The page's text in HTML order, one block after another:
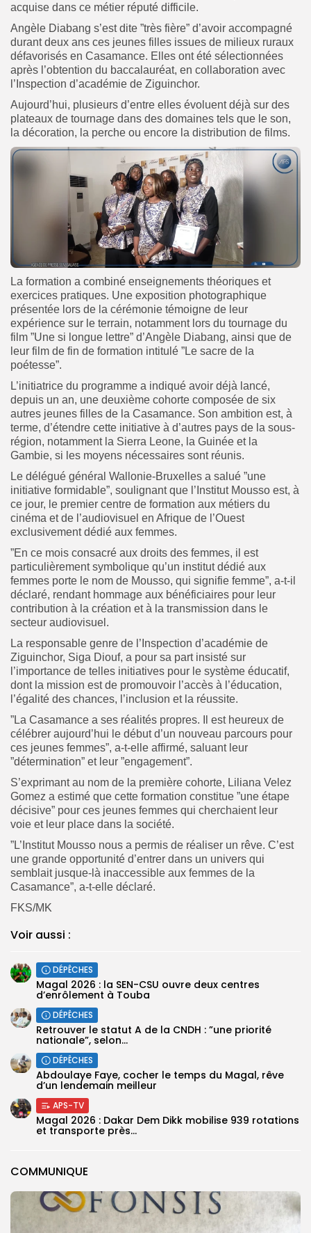
COMMUNIQUE
acquise dans ce métier réputé difficile.
Angèle Diabang s’est dite ”très fière” d’avoir accompagné
durant deux ans ces jeunes filles issues de milieux ruraux
défavorisés en Casamance. Elles ont été sélectionnées
après l’obtention du baccalauréat, en collaboration avec
l’Inspection d’académie de Ziguinchor.
‎Aujourd’hui, plusieurs d’entre elles évoluent déjà sur des
plateaux de tournage dans des domaines tels que le son,
la décoration, la perche ou encore la distribution de films.
La formation a combiné enseignements théoriques et
exercices pratiques. Une exposition photographique
présentée lors de la cérémonie témoigne de leur
expérience sur le terrain, notamment lors du tournage du
film ”Une si longue lettre” d’Angèle Diabang, ainsi que de
leur film de fin de formation intitulé ”Le sacre de la
poétesse”.
L’initiatrice du programme a indiqué avoir déjà lancé,
depuis un an, une deuxième cohorte composée de six
autres jeunes filles de la Casamance. Son ambition est, à
terme, d’étendre cette initiative à d’autres pays de la sous-
région, notamment la Sierra Leone, la Guinée et la
Gambie, si les moyens nécessaires sont réunis.
Le délégué général Wallonie-Bruxelles a salué ”une
initiative formidable”, soulignant que l’Institut Mousso est, à
ce jour, le premier centre de formation aux métiers du
cinéma et de l’audiovisuel en Afrique de l’Ouest
exclusivement dédié aux femmes.
‎”En ce mois consacré aux droits des femmes, il est
particulièrement symbolique qu’un institut dédié aux
femmes porte le nom de Mousso, qui signifie femme”, a-t-il
déclaré, rendant hommage aux bénéficiaires pour leur
contribution à la création et à la transmission dans le
secteur audiovisuel.
La responsable genre de l’Inspection d’académie de
Ziguinchor, Siga Diouf, a pour sa part insisté sur
l’importance de telles initiatives pour le système éducatif,
dont la mission est de promouvoir l’accès à l’éducation,
l’égalité des chances, l’inclusion et la réussite.
”La Casamance a ses réalités propres. Il est heureux de
célébrer aujourd’hui le début d’un nouveau parcours pour
ces jeunes femmes”, a-t-elle affirmé, saluant leur
”détermination” et leur ”engagement”.
S’exprimant au nom de la première cohorte, Liliana Velez
Gomez a estimé que cette formation constitue ”une étape
décisive” pour ces jeunes femmes qui cherchaient leur
voie et leur place dans la société.
”L’Institut Mousso nous a permis de réaliser un rêve. C’est
une grande opportunité d’entrer dans un univers qui
semblait jusque-là inaccessible aux femmes de la
Casamance”, a-t-elle déclaré.
FKS/MK
Voir aussi :
DÉPÊCHES
Magal 2026 : la SEN-CSU ouvre deux centres
d’enrôlement à Touba
DÉPÊCHES
Retrouver le statut A de la CNDH : ”une priorité
nationale”, selon...
DÉPÊCHES
Abdoulaye Faye, cocher le temps du Magal, rêve
d’un lendemain meilleur
APS-TV
Magal 2026 : Dakar Dem Dikk mobilise 939 rotations
et transporte près...